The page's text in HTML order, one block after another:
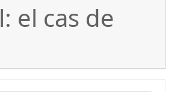
el cas de